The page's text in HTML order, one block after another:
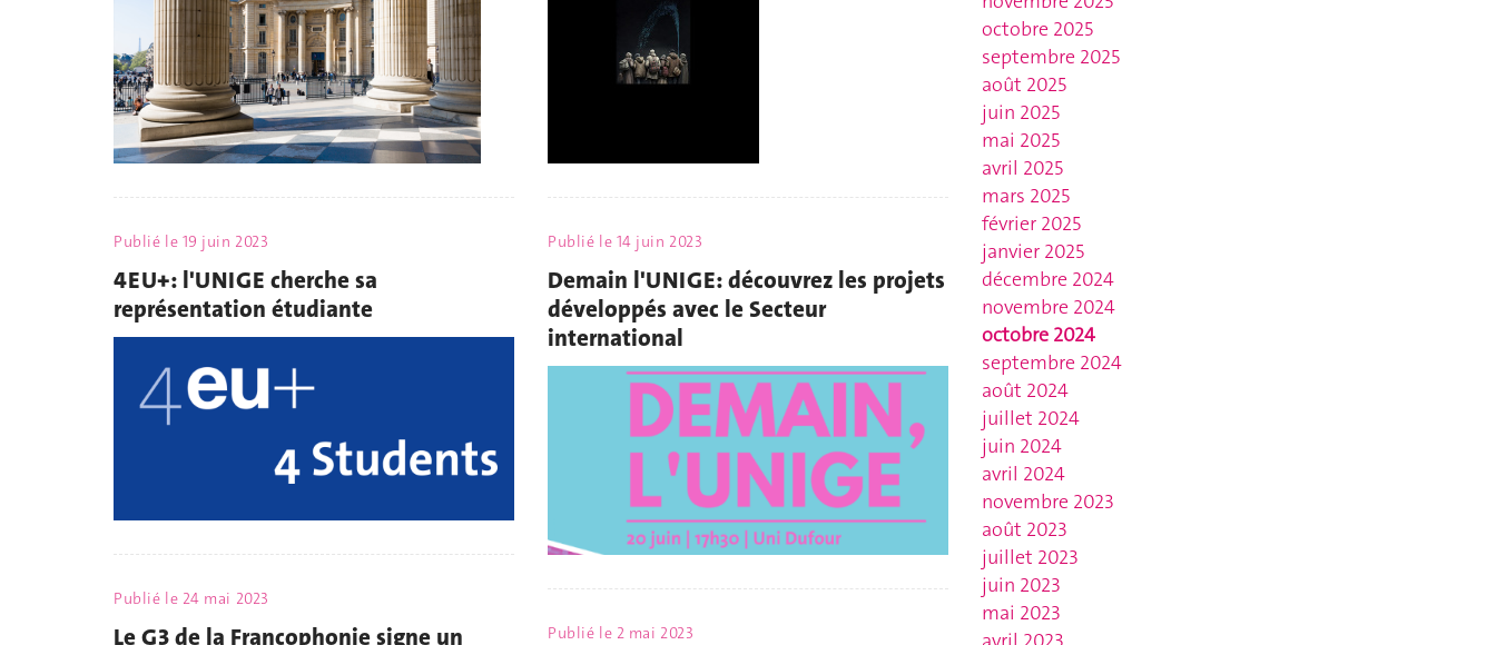
Publié le 19 juin 2023
4EU+: l'UNIGE cherche sa
représentation étudiante
Publié le 14 juin 2023
Demain l'UNIGE: découvrez les projets
développés avec le Secteur
international
Publié le 24 mai 2023
Le G3 de la Francophonie signe un
Publié le 2 mai 2023
octobre 2025
septembre 2025
août 2025
juin 2025
mai 2025
avril 2025
mars 2025
février 2025
janvier 2025
décembre 2024
novembre 2024
octobre 2024
septembre 2024
août 2024
juillet 2024
juin 2024
avril 2024
novembre 2023
août 2023
juillet 2023
juin 2023
mai 2023